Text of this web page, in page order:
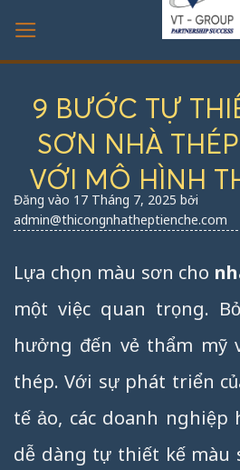
qua
nội
9 BƯỚC TỰ
SƠN NHÀ
VỚI MÔ HÌNH
Đăng vào 17 Tháng 7, 2025 bởi
admin@thicongnhatheptienche.com
Lựa chọn màu sơn cho
một việc quan trọng.
hưởng đến vẻ thẩm mỹ
thép. Với sự phát triển
tế ảo, các doanh nghiệp
dễ dàng tự thiết kế màu